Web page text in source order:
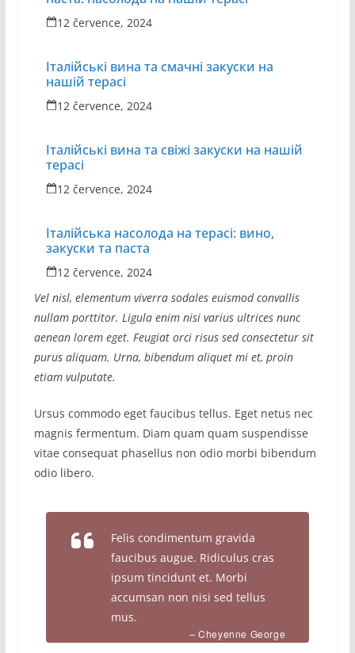
12 července, 2024
Італійські вина та смачні закуски на
нашій терасі
12 července, 2024
Італійські вина та свіжі закуски на нашій
терасі
12 července, 2024
Італійська насолода на терасі: вино,
закуски та паста
12 července, 2024
Vel nisl, elementum viverra sodales euismod convallis
nullam porttitor. Ligula enim nisi varius ultrices nunc
aenean lorem eget. Feugiat orci risus sed consectetur sit
purus aliquam. Urna, bibendum aliquet mi et, proin
etiam vulputate.
Ursus commodo eget faucibus tellus. Eget netus nec
magnis fermentum. Diam quam quam suspendisse
vitae consequat phasellus non odio morbi bibendum
odio libero.
Felis condimentum gravida
faucibus augue. Ridiculus cras
ipsum tincidunt et. Morbi
accumsan non nisi sed tellus
mus.
– Cheyenne George